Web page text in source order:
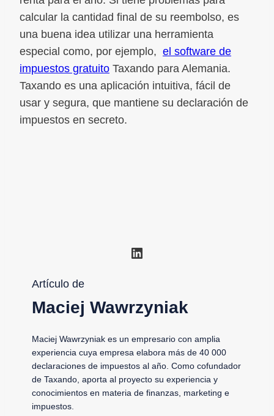
calcular la cantidad final de su reembolso, es
una buena idea utilizar una herramienta
especial como, por ejemplo, el software de
impuestos gratuito Taxando para Alemania.
Taxando es una aplicación intuitiva, fácil de
usar y segura, que mantiene su declaración de
impuestos en secreto.
LinkedIn
Artículo de
Maciej Wawrzyniak
Maciej Wawrzyniak es un empresario con amplia
experiencia cuya empresa elabora más de 40 000
declaraciones de impuestos al año. Como cofundador
de Taxando, aporta al proyecto su experiencia y
conocimientos en materia de finanzas, marketing e
impuestos.